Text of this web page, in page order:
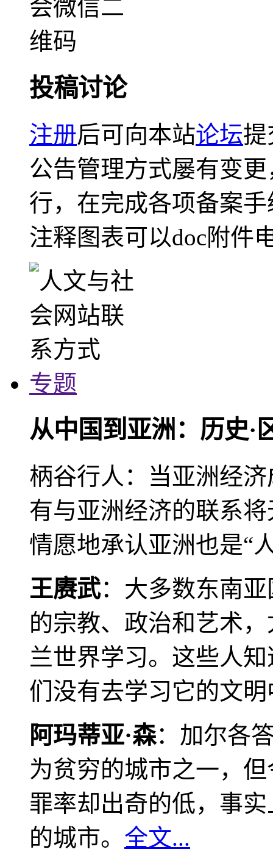
投稿讨论
注册后可向本站论坛提
公告管理方式屡有变
行，在完成各项备案
注释图表可以doc附件
专题
从中国到亚洲：历史·
柄谷行人：当亚洲经
有与亚洲经济的联系
情愿地承认亚洲也是“
王赓武：大多数东南
的宗教、政治和艺术
兰世界学习。这些人
们没有去学习它的文
阿玛蒂亚·森：加尔各
为贫穷的城市之一，
罪率却出奇的低，事
的城市。 全文...